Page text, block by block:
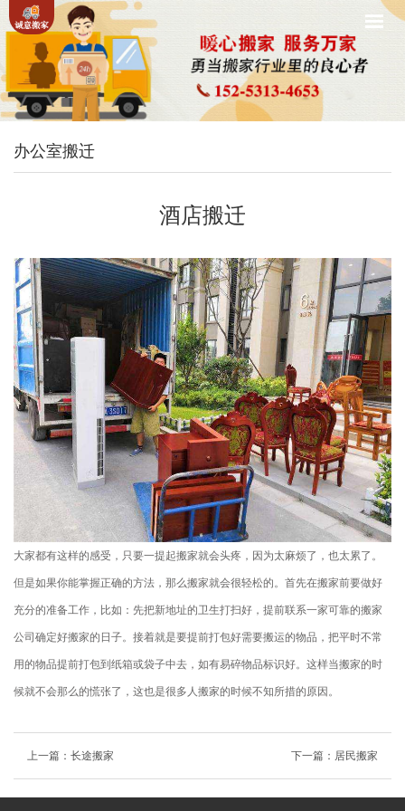
办公室搬迁
酒店搬迁
大家都有这样的感受，只要一提起搬家就会头疼，因为太麻烦了，也太累了。
但是如果你能掌握正确的方法，那么搬家就会很轻松的。首先在搬家前要做好
充分的准备工作，比如：先把新地址的卫生打扫好，提前联系一家可靠的搬家
公司确定好搬家的日子。接着就是要提前打包好需要搬运的物品，把平时不常
用的物品提前打包到纸箱或袋子中去，如有易碎物品标识好。这样当搬家的时
候就不会那么的慌张了，这也是很多人搬家的时候不知所措的原因。
上一篇： 长途搬家 下一篇： 居民搬家